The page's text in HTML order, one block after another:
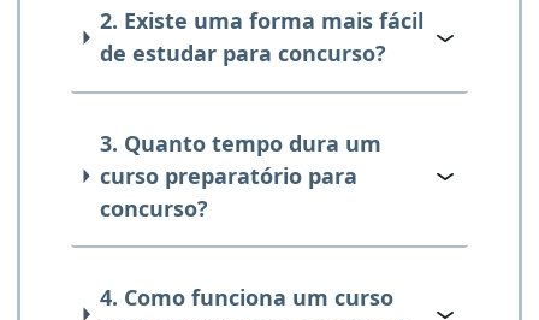
2. Existe uma forma mais fácil
de estudar para concurso?
3. Quanto tempo dura um
curso preparatório para
concurso?
4. Como funciona um curso